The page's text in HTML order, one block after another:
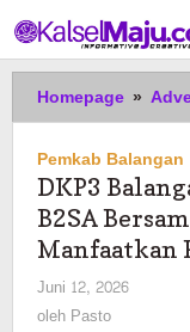
ke
konten
Homepage »
Pemkab Balangan
DKP3
B2SA
Manfaatkan
Juni 12, 2026
oleh Pasto